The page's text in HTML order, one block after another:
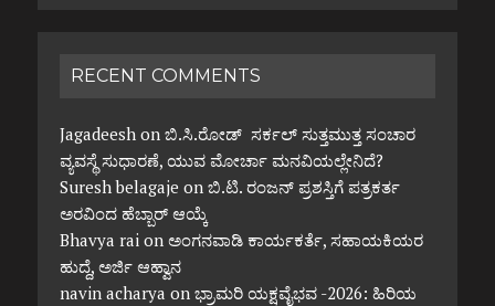
RECENT COMMENTS
Jagadeeshon ಬಿ.ಸಿ.ರೋಡ್ ಸರ್ಕಲ್ ಸುತ್ತಮುತ್ತ ಸಂಚಾರ
ವ್ಯವಸ್ಥೆ ಸುಧಾರಣೆ, ಯುವ ಮೋರ್ಚಾ ಮನವಿಯಲ್ಲೇನಿದೆ?
Suresh belagaje on ಬಿ.ಟಿ. ರಂಜನ್ ಪ್ರಶಸ್ತಿಗೆ ಪತ್ರಕರ್ತ
ಅರವಿಂದ ಹೆಬ್ಬಾರ್ ಆಯ್ಕೆ
Bhavya raion ಅಂಗನವಾಡಿ ಕಾರ್ಯಕರ್ತೆ, ಸಹಾಯಕಿಯರ
ಹುದ್ದೆ, ಅರ್ಜಿ ಆಹ್ವಾನ
navin acharya on ಭ್ರಾಮರಿ ಯಕ್ಷವೈಭವ -2026: ಹಿರಿಯ